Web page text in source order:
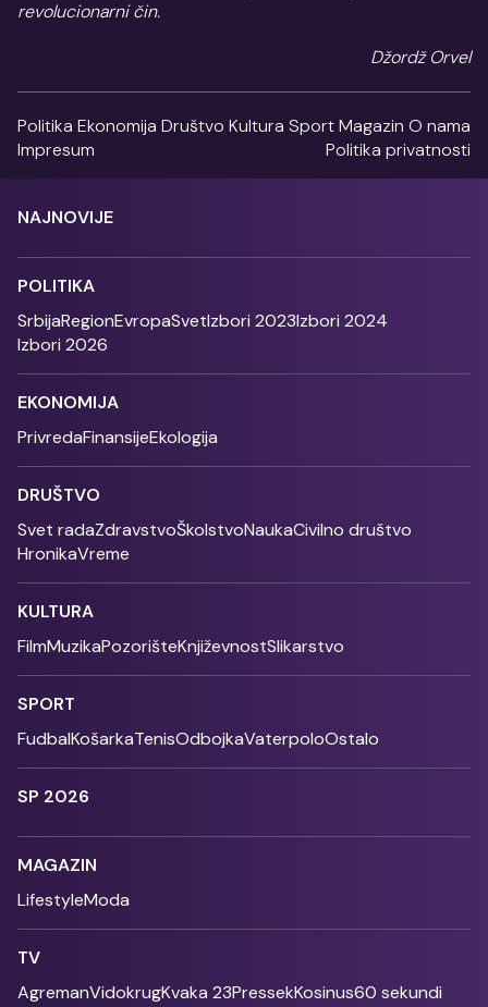
revolucionarni čin.
Džordž Orvel
Politika Ekonomija Društvo Kultura SportMagazin O nama
Impresum
Politika privatnosti
NAJNOVIJE
POLITIKA
SrbijaRegionEvropaSvetIzbori 2023Izbori 2024
Izbori 2026
EKONOMIJA
PrivredaFinansijeEkologija
DRUŠTVO
Svet radaZdravstvoŠkolstvoNaukaCivilno društvo
HronikaVreme
KULTURA
FilmMuzikaPozorišteKnjiževnostSlikarstvo
SPORT
FudbalKošarkaTenisOdbojkaVaterpoloOstalo
SP 2026
MAGAZIN
LifestyleModa
TV
AgremanVidokrugKvaka 23PressekKosinus60 sekundi